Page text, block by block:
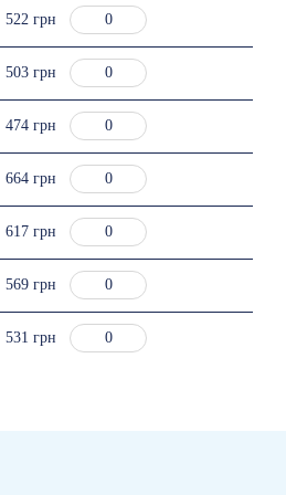
522 грн
503 грн
474 грн
664 грн
617 грн
569 грн
531 грн